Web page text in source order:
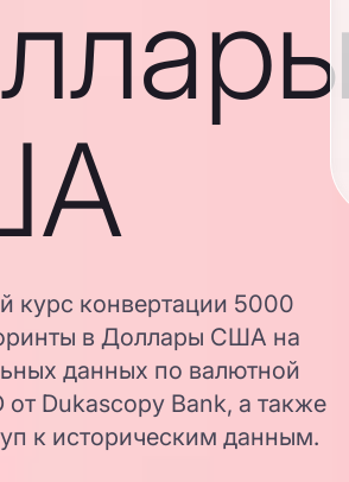
курс конвертации 5000
в Доллары США на
данных по валютной
от Dukascopy Bank, а также
к историческим данным.